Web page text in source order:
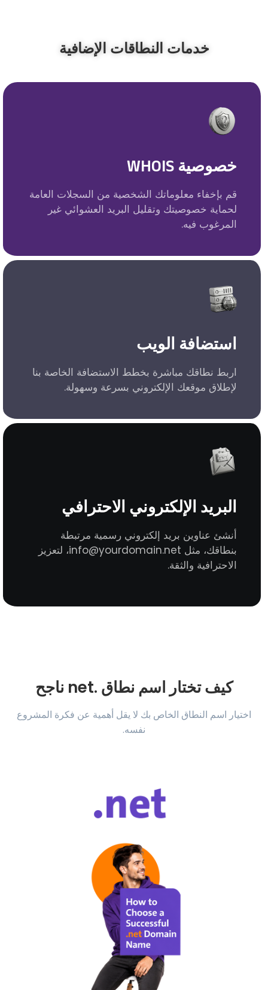
خدمات النطاقات الإضافية
خصوصية WHOIS
قم بإخفاء معلوماتك الشخصية من السجلات العامة
لحماية خصوصيتك وتقليل البريد العشوائي غير
المرغوب فيه.
استضافة الويب
اربط نطاقك مباشرة بخطط الاستضافة الخاصة بنا
لإطلاق موقعك الإلكتروني بسرعة وسهولة.
البريد الإلكتروني الاحترافي
أنشئ عناوين بريد إلكتروني رسمية مرتبطة
بنطاقك، مثل info@yourdomain.net، لتعزيز
الاحترافية والثقة.
كيف تختار اسم نطاق .net ناجح
اختيار اسم النطاق الخاص بك لا يقل أهمية عن فكرة المشروع
نفسه.